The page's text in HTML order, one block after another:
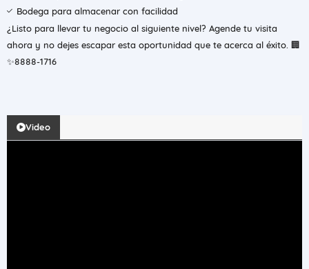
Bodega para almacenar con facilidad
¿Listo para llevar tu negocio al siguiente nivel? Agende tu visita
ahora y no dejes escapar esta oportunidad que te acerca al éxito. 🏢
✨8888-1716
Video